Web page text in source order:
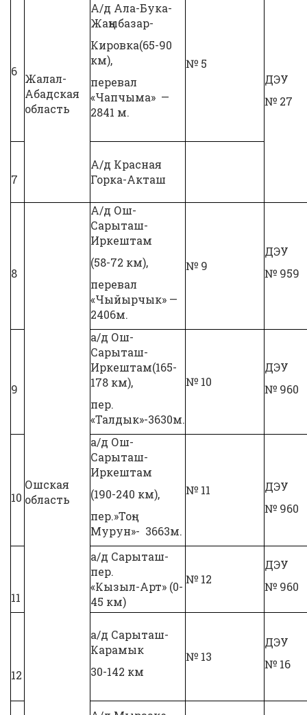
6
Жалал-
Абадская
область
А/д Ала-Бука-
Жаңыбазар-
Кировка(65-90
км),
перевал
«Чапчыма» —
2841 м.
№ 5
ДЭУ
№ 27
7
А/д Красная
Горка-Акташ
8
Ошская
область
А/д Ош-
Сарыташ-
Иркештам
(58-72 км),
перевал
«Чыйырчык» —
2406м.
№ 9
ДЭУ
№ 959
9
а/д Ош-
Сарыташ-
Иркештам(165-
178 км),
пер.
«Талдык»-3630м.
№ 10
ДЭУ
№ 960
10
а/д Ош-
Сарыташ-
Иркештам
(190-240 км),
пер.»Тоң-
Мурун»- 3663м.
№ 11
ДЭУ
№ 960
11
а/д Сарыташ-
пер.
«Кызыл-Арт» (0-
45 км)
№ 12
ДЭУ
№ 960
12
а/д Сарыташ-
Карамык
30-142 км
№ 13
ДЭУ
№ 16